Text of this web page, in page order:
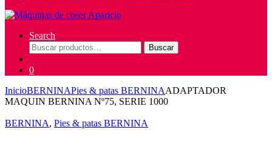
Search
Buscar
por:
Buscar
0
InicioBERNINAPies & patas BERNINAADAPTADOR
MAQUIN BERNINA Nº75, SERIE 1000
BERNINA, Pies & patas BERNINA